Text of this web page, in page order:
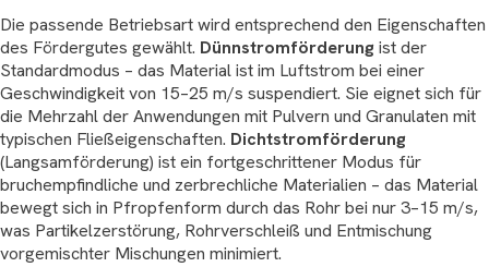
Die passende Betriebsart wird entsprechend den Eigenschaften
des Fördergutes gewählt. Dünnstromförderungist der
Standardmodus – das Material ist im Luftstrom bei einer
Geschwindigkeit von 15–25 m/s suspendiert. Sie eignet sich für
die Mehrzahl der Anwendungen mit Pulvern und Granulaten mit
typischen Fließeigenschaften. Dichtstromförderung
(Langsamförderung) ist ein fortgeschrittener Modus für
bruchempfindliche und zerbrechliche Materialien – das Material
bewegt sich in Pfropfenform durch das Rohr bei nur 3–15 m/s,
was Partikelzerstörung, Rohrverschleiß und Entmischung
vorgemischter Mischungen minimiert.